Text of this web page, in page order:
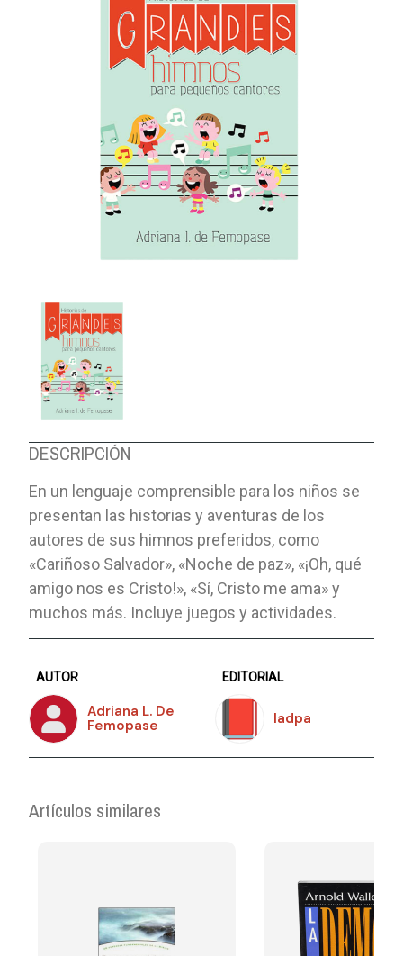
DESCRIPCIÓN
En un lenguaje comprensible para los niños se
presentan las historias y aventuras de los
autores de sus himnos preferidos, como
«Cariñoso Salvador», «Noche de paz», «¡Oh, qué
amigo nos es Cristo!», «Sí, Cristo me ama» y
muchos más. Incluye juegos y actividades.
AUTOR
Adriana L. De
Femopase
EDITORIAL
Iadpa
Artículos similares